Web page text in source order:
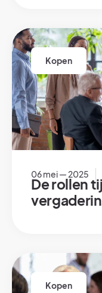
Kopen
06 mei — 2025
De rollen
Kopen